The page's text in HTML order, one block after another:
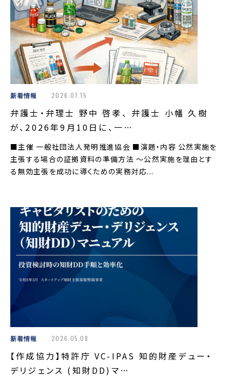
新着情報 2026.07.15
弁護士・弁理士 野中 啓孝、 弁護士 小幡 久樹
が、2026年9月10日に、一…
■主催 一般社団法人発明推進協会 ■演題・内容 公然実施を
主張する場合の証拠資料の準備方法 ～公然実施を理由とす
る無効主張を成功に導くための実務対応...
新着情報 2026.05.08
【作成協力】特許庁 VC-IPAS 知的財産デュー・
デリジェンス (知財DD)マ…